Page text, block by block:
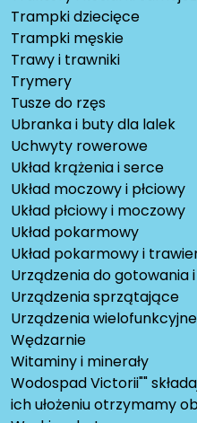
Trampki dziecięce
Trampki męskie
Trawy i trawniki
Trymery
Tusze do rzęs
Ubranka i buty dla lalek
Uchwyty rowerowe
Układ krążenia i serce
Układ moczowy i płciowy
Układ płciowy i moczowy
Układ pokarmowy
Układ pokarmowy i
Urządzenia do gotowania
Urządzenia sprzątające
Urządzenia
Wędzarnie
Witaminy i minerały
Wodospad Victorii""
ich ułożeniu otrzymamy